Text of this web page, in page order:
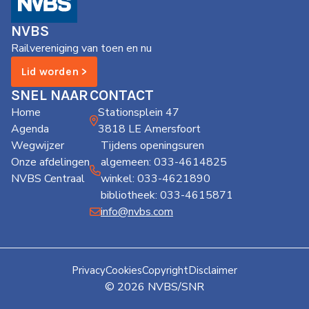
NVBS
Wegwijzer
Mijn
NVBS
NVBS
Railvereniging van toen en nu
Lid worden >
SNEL NAAR
Home
Agenda
Wegwijzer
Onze afdelingen
NVBS Centraal
CONTACT
Stationsplein 47
3818 LE Amersfoort
Tijdens openingsuren
algemeen: 033-4614825
winkel: 033-4621890
bibliotheek: 033-4615871
info@nvbs.com
© 2026 NVBS/SNR
PrivacyCookiesCopyrightDisclaimer